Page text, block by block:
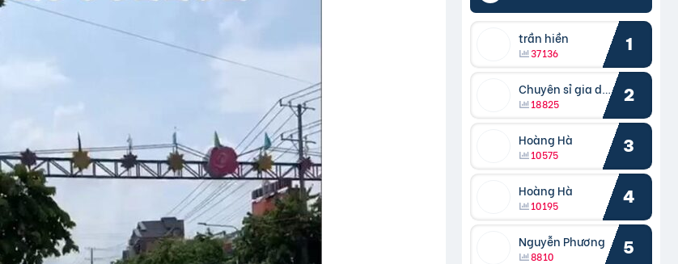
trần hiền
37136 1
Chuyên sỉ gia dụng
18825 2
Hoàng Hà
10575 3
Hoàng Hà
10195 4
Nguyễn Phương
8810 5